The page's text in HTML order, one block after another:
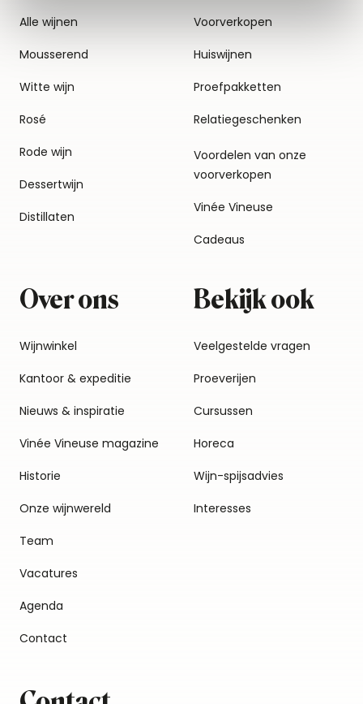
Alle wijnen
Mousserend
Witte wijn
Rosé
Rode wijn
Dessertwijn
Distillaten
Voorverkopen
Huiswijnen
Proefpakketten
Relatiegeschenken
Voordelen van onze
voorverkopen
Vinée Vineuse
Cadeaus
Over ons
Wijnwinkel
Kantoor & expeditie
Nieuws & inspiratie
Vinée Vineuse magazine
Historie
Onze wijnwereld
Team
Vacatures
Agenda
Contact
Bekijk ook
Veelgestelde vragen
Proeverijen
Cursussen
Horeca
Wijn-spijsadvies
Interesses